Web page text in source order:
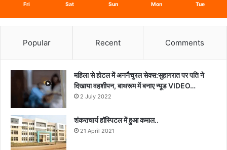
Fri Sat Sun Mon Tue
Popular Recent Comments
महिला से होटल में अननैचुरल सेक्स:सुहागरात पर पति ने
दिखाया वहशीपन, बाथरूम में बनाए न्यूड VIDEO…
2 July 2022
शंकराचार्य हॉस्पिटल में हुआ कमाल..
21 April 2021